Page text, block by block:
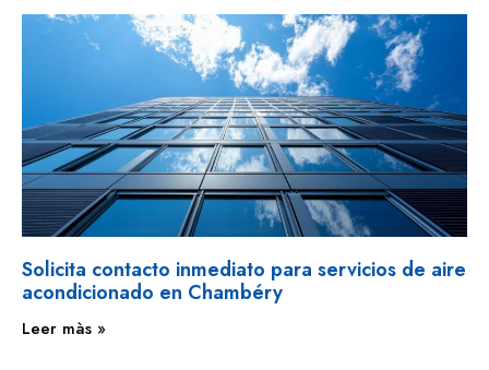
Solicita contacto inmediato para servicios de aire
acondicionado en Chambéry
Leer màs »